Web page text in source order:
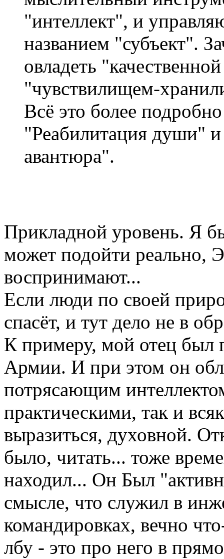
"интеллект", и
названием "субъект".
овладеть
"чувствилищем-
Всё это более
"Реабилитация души" и
авантюра".
Прикладной уровень. Я
может подойти реально,
воспринимают...
Если люди по своей
спасёт, и тут дело не в
К примеру, мой отец был
Армии. И при этом он
потрясающим
практическими, так и
выразиться, духовной.
было, читать... тоже
находил... Он Был
смысле, что служил в
командировках, вечно
лбу - это про него в